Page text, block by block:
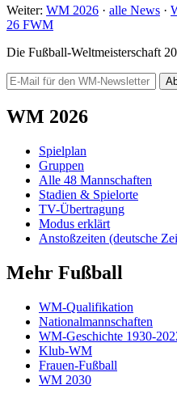
Weiter: WM 2026 · alle News ·
26 FWM
Die Fußball-Weltmeisterschaft
WM 2026
Spielplan
Gruppen
Alle 48 Mannschaften
Stadien & Spielorte
TV-Übertragung
Modus erklärt
Anstoßzeiten (deutsche
Mehr Fußball
WM-Qualifikation
Nationalmannschaften
WM-Geschichte 1930-
Klub-WM
Frauen-Fußball
WM 2030